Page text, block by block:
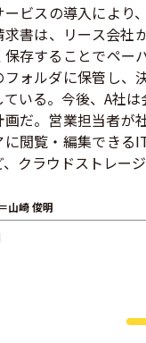
ビスの導入により
求書は、リース会社
保存することでペー
フォルダに保管し、
ている。今後、A社
画だ。営業担当者が
に閲覧・編集できる
、クラウドストレー
山崎 俊明